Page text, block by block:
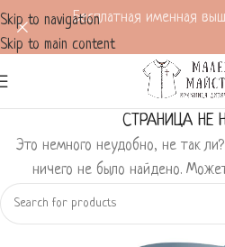
Skip to navigation
Skip to main content
Бесплатная именная
СТРАНИЦА НЕ
Это немного неудобно, не так
ничего не было найдено.